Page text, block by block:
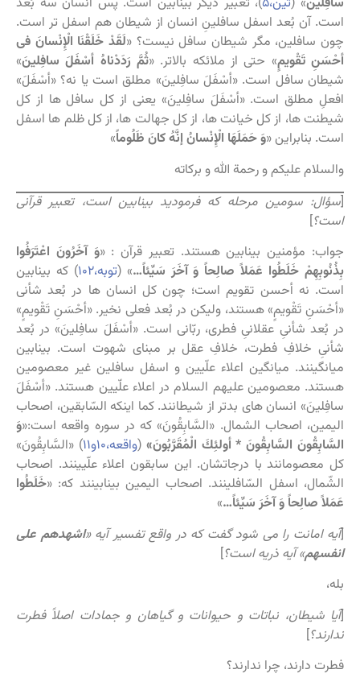
است. آن بُعد اسفل سافلینِ انسان از شیطان هم اسفل تر است.
چون سافلین، مگر شیطان سافل نیست؟ «لَقَدْ خَلَقْنَا الْإِنْسانَ فی‏
أحْسَنِ تَقْویمٍ‏» حتی از ملائکه بالاتر. «ثُمَّ رَدَدْناهُ أسْفَلَ سافِلینَ‏»
شیطان سافل است. «أسْفَلَ سافِلینَ‏» مطلق است یا نه؟ «أسْفَلَ‏»
افعلِ مطلق است. «أسْفَلَ سافِلینَ‏» یعنی از کل سافل ها از کل
شیطنت ها، از کل خیانت ها، از کل جهالت ها، از کل ظلم ها اسفل
است. بنابراین «وَ حَمَلَهَا الْإِنْسانُ إنَّهُ كانَ ظَلُوماً»
والسلام علیکم و رحمة الله و برکاته
[سؤال: سومین مرحله که فرمودید بینابین است، تعبیر قرآنی
است؟]
جواب: مؤمنین بینابین هستند. تعبیر قرآن : «وَ آخَرُونَ اعْتَرَفُوا
بِذُنُوبِهِمْ خَلَطُوا عَمَلاً صالِحاً وَ آخَرَ سَیِّئاً…‏» (توبه،۱۰۲
) که بینابین
است. نه أحسن تقویم است؛ چون کل انسان ها در بُعد شأنی
«أحْسَنِ تَقْویمٍ‏» هستند، ولیکن در بُعد فعلی نخیر. «أحْسَنِ تَقْویمٍ‏»
در بُعد شأنیِ عقلانیِ فطری، ربّانی است. «أسْفَلَ سافِلینَ‏» در بُعد
شأنیِ خلافِ فطرت، خلافِ عقل بر مبنای شهوت است. بینابین
میانگینند. میانگین اعلاء علّیین و اسفل سافلین غیر معصومین
هستند. معصومین علیهم السلام در اعلاء علّیین هستند. «أسْفَلَ
سافِلینَ‏» انسان های بدتر از شیطانند. کما اینکه السّابقین، اصحاب
الیمین، اصحاب الشمال. «السَّابِقُونَ» که در سوره واقعه است:«وَ
السَّابِقُونَ السَّابِقُونَ * أولئِكَ الْمُقَرَّبُونَ‏‏» (واقعه،۱۰و۱۱
) «السَّابِقُونَ»
کل معصومانند با درجاتشان. این سابقون اعلاء علّیینند. اصحاب
الشّمال، اسفل السّافلینند. اصحاب الیمین بینابینند که: «خَلَطُوا
عَمَلاً صالِحاً وَ آخَرَ سَیِّئاً…‏»
[آیه امانت را می شود گفت که در واقع تفسیر آیه «اشهدهم علی
انفسهم» آیه ذریه است؟]
بله،
[آیا شیطان، نباتات و حیوانات و گیاهان و جمادات اصلاً فطرت
ندارند؟]
فطرت دارند، چرا ندارند؟